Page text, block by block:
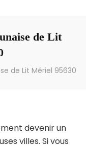
de Lit
de Lit Mériel 95630
devenir un
villes. Si vous